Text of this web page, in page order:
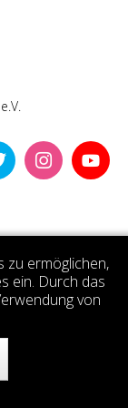
zu ermöglichen,
ein. Durch das
von